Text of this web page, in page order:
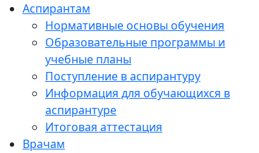
Аспирантам
Нормативные основы обучения
Образовательные программы и
учебные планы
Поступление в аспирантуру
Информация для обучающихся в
аспирантуре
Итоговая аттестация
Врачам